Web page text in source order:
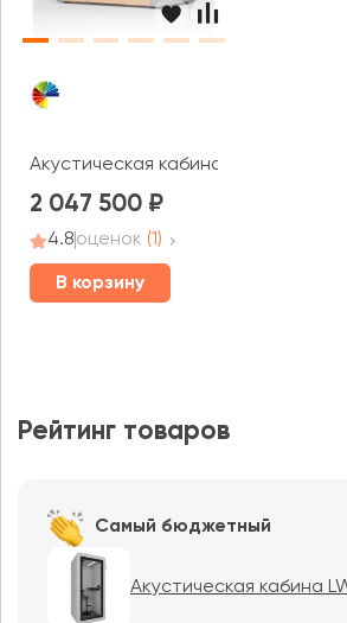
Акустическая кабина Capsula
2 047 500
4.8оценок (1)
В корзину
Рейтинг товаров
Самый бюджетный
Акустическая кабина